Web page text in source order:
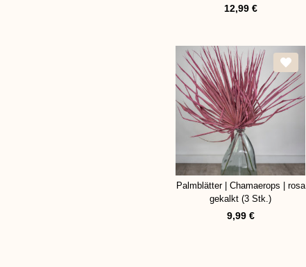
12,99 €
Palmblätter | Chamaerops | rosa
gekalkt (3 Stk.)
9,99 €